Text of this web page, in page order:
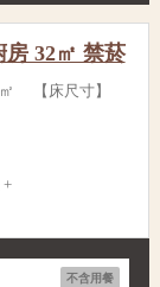
房 32㎡ 禁菸
【床尺寸】
+
不含用餐